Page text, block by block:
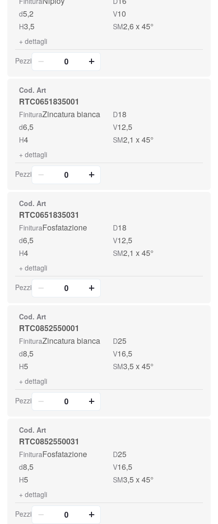
d5,2 V10
H3,5 SM2,6 x 45°
+ dettagli
Pezzi
Cod. Art
RTC0651835001
FinituraZincatura bianca D18
d6,5 V12,5
H4 SM2,1 x 45°
+ dettagli
Pezzi
Cod. Art
RTC0651835031
FinituraFosfatazione D18
d6,5 V12,5
H4 SM2,1 x 45°
+ dettagli
Pezzi
Cod. Art
RTC0852550001
FinituraZincatura bianca D25
d8,5 V16,5
H5 SM3,5 x 45°
+ dettagli
Pezzi
Cod. Art
RTC0852550031
FinituraFosfatazione D25
d8,5 V16,5
H5 SM3,5 x 45°
+ dettagli
Pezzi